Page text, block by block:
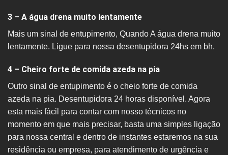
3 – A água drena muito lentamente
Mais um sinal de entupimento, Quando A água drena muito
lentamente. Ligue para nossa desentupidora 24hs em bh.
4 – Cheiro forte de comida azeda na pia
Outro sinal de entupimento é o cheio forte de comida
azeda na pia. Desentupidora 24 horas disponível. Agora
esta mais fácil para contar com nosso técnicos no
momento em que mais precisar, basta uma simples ligação
para nossa central e dentro de instantes estaremos na sua
residência ou empresa, para atendimento de urgência e